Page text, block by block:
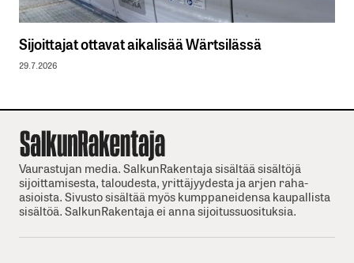
Sijoittajat ottavat aikalisää Wärtsilässä
29.7.2026
Vaurastujan media. SalkunRakentaja sisältää sisältöjä
sijoittamisesta, taloudesta, yrittäjyydesta ja arjen raha-
asioista. Sivusto sisältää myös kumppaneidensa kaupallista
sisältöä. SalkunRakentaja ei anna sijoitussuosituksia.